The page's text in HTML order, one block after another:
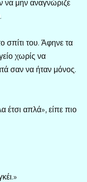
να μην αναγνώριζε
σπίτι του. Άφηνε τα
χωρίς να
σαν να ήταν μόνος.
έτσι απλά», είπε πιο